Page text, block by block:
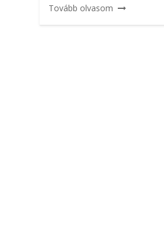
Tovább olvasom